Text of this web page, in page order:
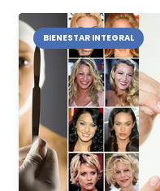
BIENESTAR INTEGRAL